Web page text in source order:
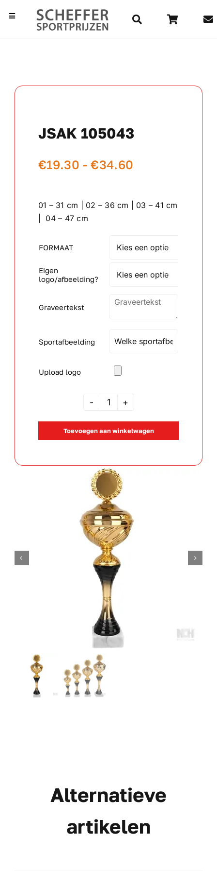
naarToggle
Navigation
Medailles
Kampioensschalen
Rozetten
Wandborden
Crystal/glas
JSAK 105043
€19.30 - €34.60
€34.60
01 – 31 cm | 02 – 36 cm | 03 – 41 cm
| 04 – 47 cm
FORMAAT 
Eigen
logo/afbeelding?

Graveertekst
Sportafbeelding
Upload logo
JSAK
105043
aantal
Toevoegen aan winkelwagen
Alternatieve
artikelen